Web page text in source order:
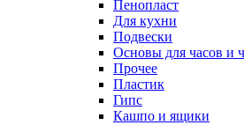
Пенопласт
Для кухни
Подвески
Основы для часов и
Прочее
Пластик
Гипс
Кашпо и ящики